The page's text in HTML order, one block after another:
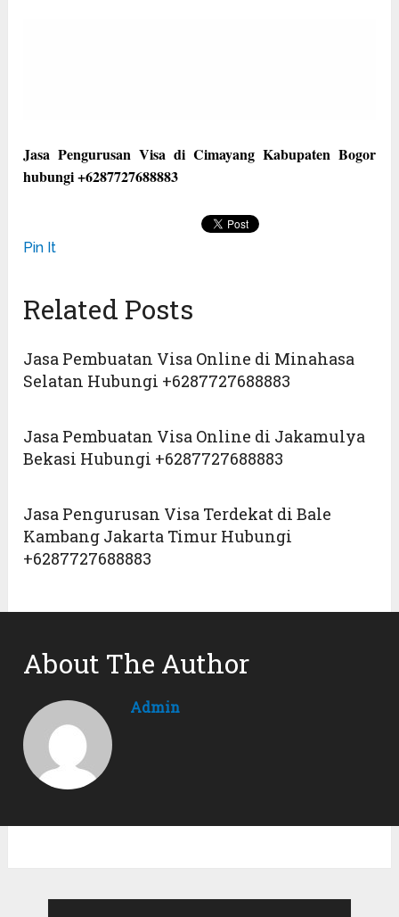
Jasa Pengurusan Visa di Cimayang Kabupaten Bogor
hubungi +6287727688883
Pin It
Related Posts
Jasa Pembuatan Visa Online di Minahasa
Selatan Hubungi +6287727688883
Jasa Pembuatan Visa Online di Jakamulya
Bekasi Hubungi +6287727688883
Jasa Pengurusan Visa Terdekat di Bale
Kambang Jakarta Timur Hubungi
+6287727688883
About The Author
Admin